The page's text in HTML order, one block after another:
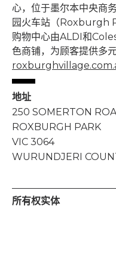
心，位于墨尔本中央商
园火车站（Roxburgh
购物中心由ALDI和
色商铺，为顾客提供多
地址
250 SOMERTON
ROXBURGH PARK
VIC 3064
WURUNDJERI
所有权实体